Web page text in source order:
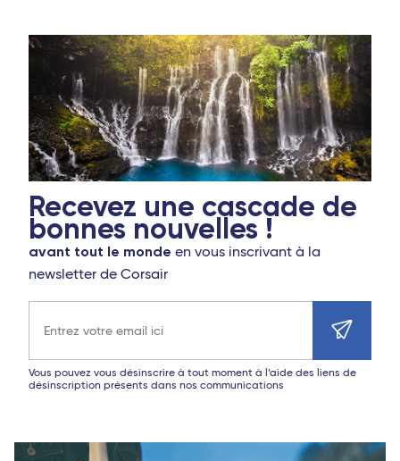
Recevez une cascade de
bonnes nouvelles !
avant tout le monde en vous inscrivant à la
newsletter de Corsair
Vous pouvez vous désinscrire à tout moment à l’aide des liens de
désinscription présents dans nos communications